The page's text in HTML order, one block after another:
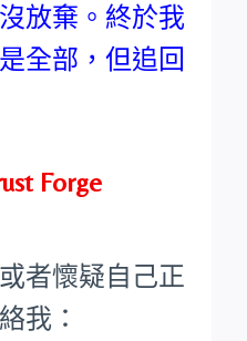
放棄。終於我
全部，但追回
Forge
者懷疑自己正
我：